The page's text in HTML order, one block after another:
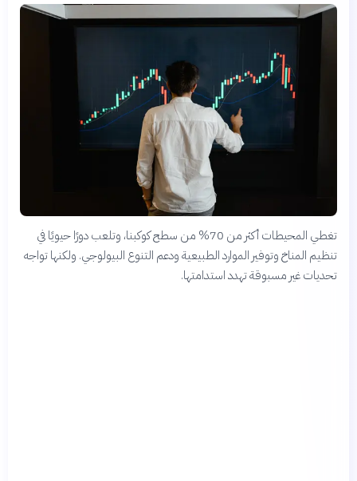
تغطي المحيطات أكثر من 70% من سطح كوكبنا، وتلعب دورًا حيويًا في
تنظيم المناخ وتوفير الموارد الطبيعية ودعم التنوع البيولوجي. ولكنها تواجه
تحديات غير مسبوقة تهدد استدامتها.